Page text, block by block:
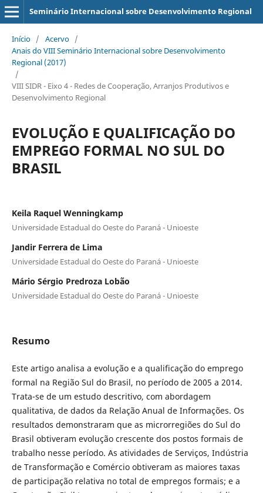
Seminário Internacional sobre Desenvolvimento Regional
Início / Acervo /
Anais do VIII Seminário Internacional sobre Desenvolvimento
Regional (2017)
/
VIII SIDR - Eixo 4 - Redes de Cooperação, Arranjos Produtivos e
Desenvolvimento Regional
EVOLUÇÃO E QUALIFICAÇÃO DO
EMPREGO FORMAL NO SUL DO
BRASIL
Keila Raquel Wenningkamp
Universidade Estadual do Oeste do Paraná - Unioeste
Jandir Ferrera de Lima
Universidade Estadual do Oeste do Paraná - Unioeste
Mário Sérgio Predroza Lobão
Universidade Estadual do Oeste do Paraná - Unioeste
Resumo
Este artigo analisa a evolução e a qualificação do emprego
formal na Região Sul do Brasil, no período de 2005 a 2014.
Trata-se de um estudo descritivo, com abordagem
qualitativa, de dados da Relação Anual de Informações. Os
resultados demonstraram que as microrregiões do Sul do
Brasil obtiveram evolução crescente dos postos formais de
trabalho nesse período. As atividades de Serviços, Indústria
de Transformação e Comércio obtiveram as maiores taxas
de participação relativa no total de empregos formais; e a